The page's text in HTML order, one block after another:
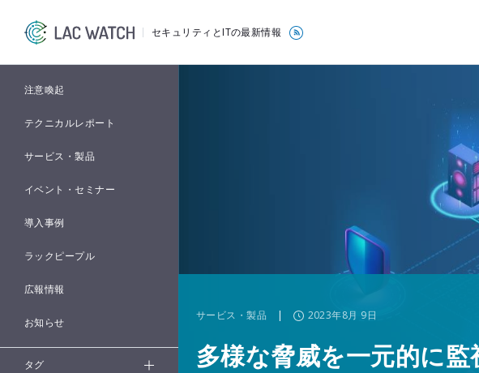
セキュリティとITの最新情報
注意喚起
テクニカルレポート
サービス・製品
イベント・セミナー
導入事例
ラックピープル
広報情報
お知らせ
タグ
サービス・製品 | 2023年8月 9日
多様な脅威を一元的に